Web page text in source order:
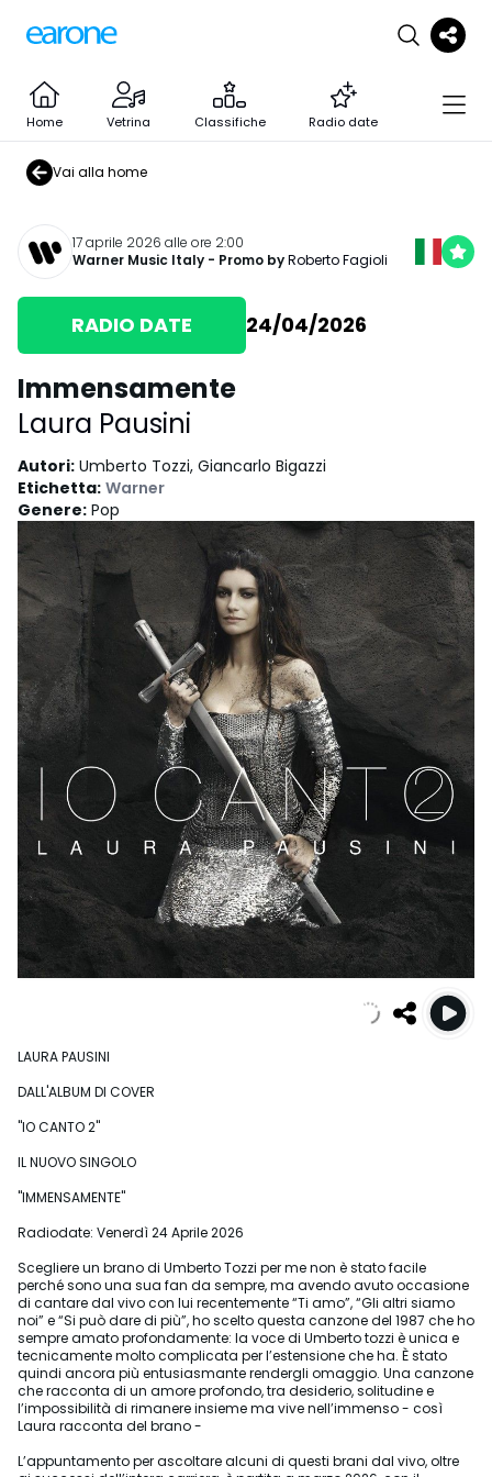
Home Vetrina Classifiche Radio date
Vai alla home
17 aprile 2026 alle ore 2:00
Warner Music Italy - Promo byRoberto Fagioli
RADIO DATE 24/04/2026
Immensamente
Laura Pausini
Autori: Umberto Tozzi, Giancarlo Bigazzi
Etichetta: Warner
Genere: Pop
LAURA PAUSINI
DALL'ALBUM DI COVER
"IO CANTO 2"
IL NUOVO SINGOLO
"IMMENSAMENTE"
Radiodate: Venerdì 24 Aprile 2026
Scegliere un brano di Umberto Tozzi per me non è stato facile
perché sono una sua fan da sempre, ma avendo avuto occasione
di cantare dal vivo con lui recentemente “Ti amo”, “Gli altri siamo
noi” e “Si può dare di più”, ho scelto questa canzone del 1987 che ho
sempre amato profondamente: la voce di Umberto tozzi è unica e
tecnicamente molto complicata per l’estensione che ha. È stato
quindi ancora più entusiasmante rendergli omaggio. Una canzone
che racconta di un amore profondo, tra desiderio, solitudine e
l’impossibilità di rimanere insieme ma vive nell’immenso - così
Laura racconta del brano -
L’appuntamento per ascoltare alcuni di questi brani dal vivo, oltre